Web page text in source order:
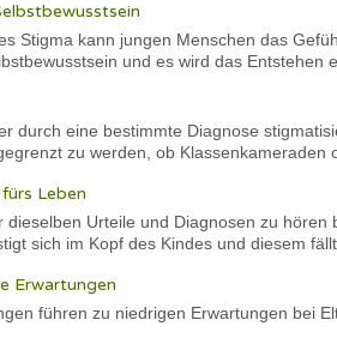
Stigma kann jungen Menschen das
und es wird das Entstehen
durch eine bestimmte Diagnose
zu werden, ob Klassenkameraden
Leben
dieselben Urteile und Diagnosen zu
sich im Kopf des Kindes und diesem
Erwartungen
führen zu niedrigen Erwartungen bei